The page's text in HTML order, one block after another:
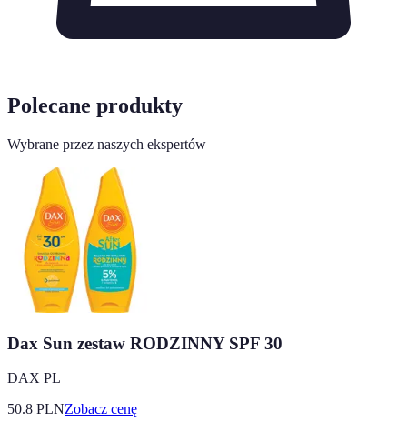
Polecane produkty
Wybrane przez naszych ekspertów
Dax Sun zestaw RODZINNY SPF 30
DAX PL
50.8 PLNZobacz cenę